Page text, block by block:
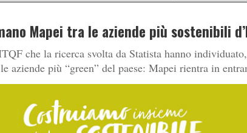
Mapei tra le aziende più sostenibili
che la ricerca svolta da Statista hanno
aziende più “green” del paese: Mapei rientra in